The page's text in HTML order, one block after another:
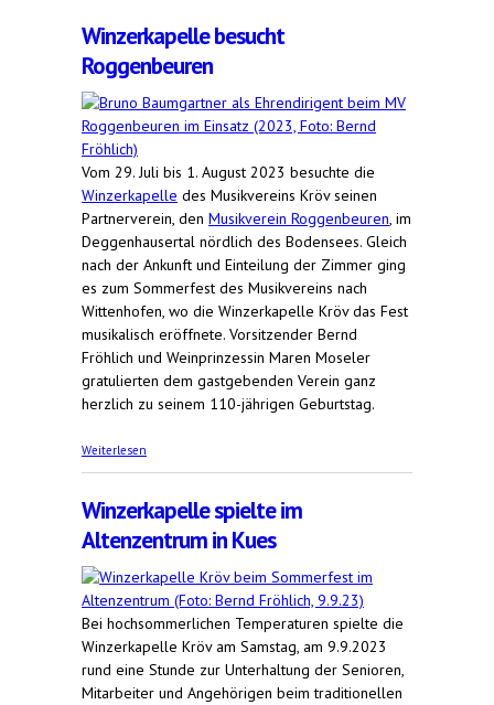
Winzerkapelle besucht
Roggenbeuren
Vom 29. Juli bis 1. August 2023 besuchte die
Winzerkapelle des Musikvereins Kröv seinen
Partnerverein, den Musikverein Roggenbeuren, im
Deggenhausertal nördlich des Bodensees. Gleich
nach der Ankunft und Einteilung der Zimmer ging
es zum Sommerfest des Musikvereins nach
Wittenhofen, wo die Winzerkapelle Kröv das Fest
musikalisch eröffnete. Vorsitzender Bernd
Fröhlich und Weinprinzessin Maren Moseler
gratulierten dem gastgebenden Verein ganz
herzlich zu seinem 110-jährigen Geburtstag.
Weiterlesen
Winzerkapelle spielte im
Altenzentrum in Kues
Bei hochsommerlichen Temperaturen spielte die
Winzerkapelle Kröv am Samstag, am 9.9.2023
rund eine Stunde zur Unterhaltung der Senioren,
Mitarbeiter und Angehörigen beim traditionellen